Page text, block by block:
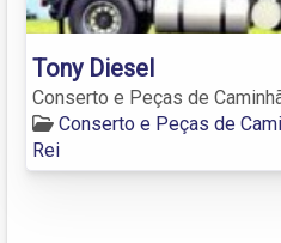
Tony Diesel
Conserto e Peças de
Conserto e Peças de
Rei